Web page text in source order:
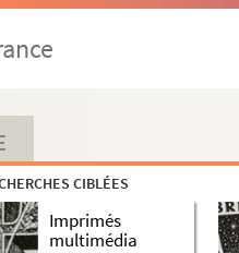
CIBLÉES
Imprimés
multimédia